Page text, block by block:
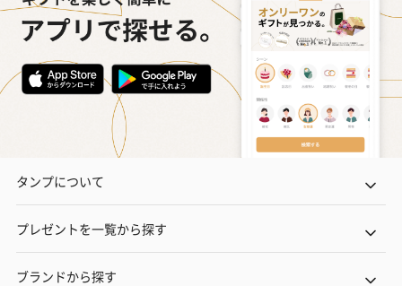
タンプについて
プレゼントを一覧から探す
ブランドから探す